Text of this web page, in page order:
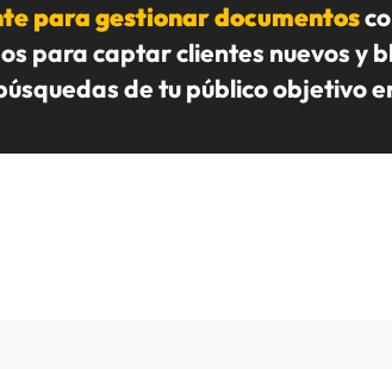
para gestionar documentos
para captar clientes nuevos y
de tu público objetivo